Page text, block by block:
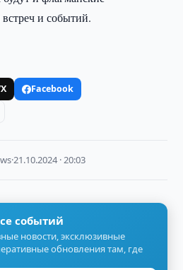
и событий.
Facebook
·21.10.2024 · 20:03
событий
новости, эксклюзивные
обновления там, где